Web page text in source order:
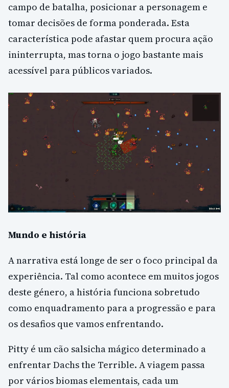
campo de batalha, posicionar a personagem e
tomar decisões de forma ponderada. Esta
característica pode afastar quem procura ação
ininterrupta, mas torna o jogo bastante mais
acessível para públicos variados.
Mundo e história
A narrativa está longe de ser o foco principal da
experiência. Tal como acontece em muitos jogos
deste género, a história funciona sobretudo
como enquadramento para a progressão e para
os desafios que vamos enfrentando.
Pitty é um cão salsicha mágico determinado a
enfrentar Dachs the Terrible. A viagem passa
por vários biomas elementais, cada um